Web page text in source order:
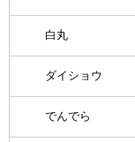
白丸
ダイショウ
でんでら